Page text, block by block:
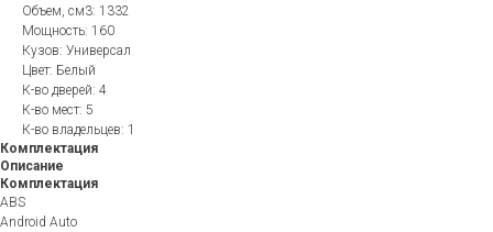
Объем, см3: 1332
Мощность: 160
Кузов: Универсал
Цвет: Белый
К-во дверей: 4
К-во мест: 5
К-во владельцев: 1
Комплектация
Описание
Комплектация
ABS
Android Auto